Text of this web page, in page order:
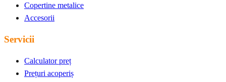
Copertine metalice
Accesorii
Servicii
Calculator preț
Prețuri acoperiș